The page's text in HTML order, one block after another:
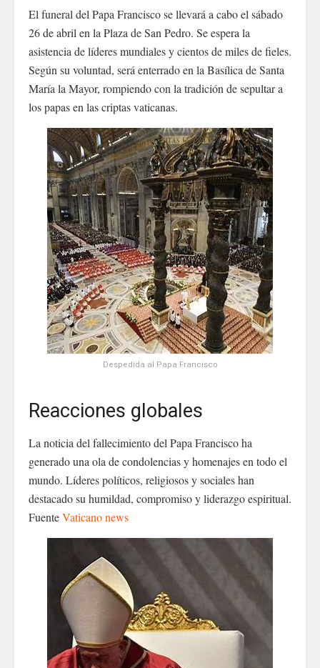
El funeral del Papa Francisco se llevará a cabo el sábado
26 de abril en la Plaza de San Pedro. Se espera la
asistencia de líderes mundiales y cientos de miles de fieles.
Según su voluntad, será enterrado en la Basílica de Santa
María la Mayor, rompiendo con la tradición de sepultar a
los papas en las criptas vaticanas.
Despedida al Papa Francisco
Reacciones globales
La noticia del fallecimiento del Papa Francisco ha
generado una ola de condolencias y homenajes en todo el
mundo. Líderes políticos, religiosos y sociales han
destacado su humildad, compromiso y liderazgo espiritual.
FuenteVaticano news